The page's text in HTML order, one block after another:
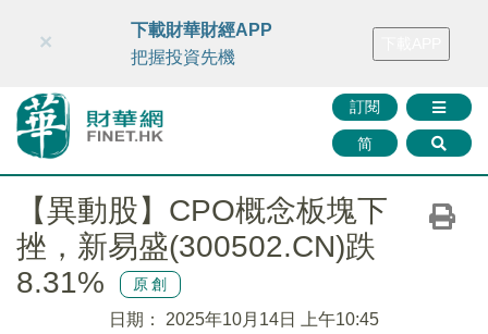
財華智庫網 FINTV FINMETA 財華證券 媒體矩陣
訂閱
简
×
下載財華財經APP
把握投資先機
【異動股】CPO概念板塊下
挫，新易盛(300502.CN)跌
8.31%
原創
日期： 2025年10月14日 上午10:45